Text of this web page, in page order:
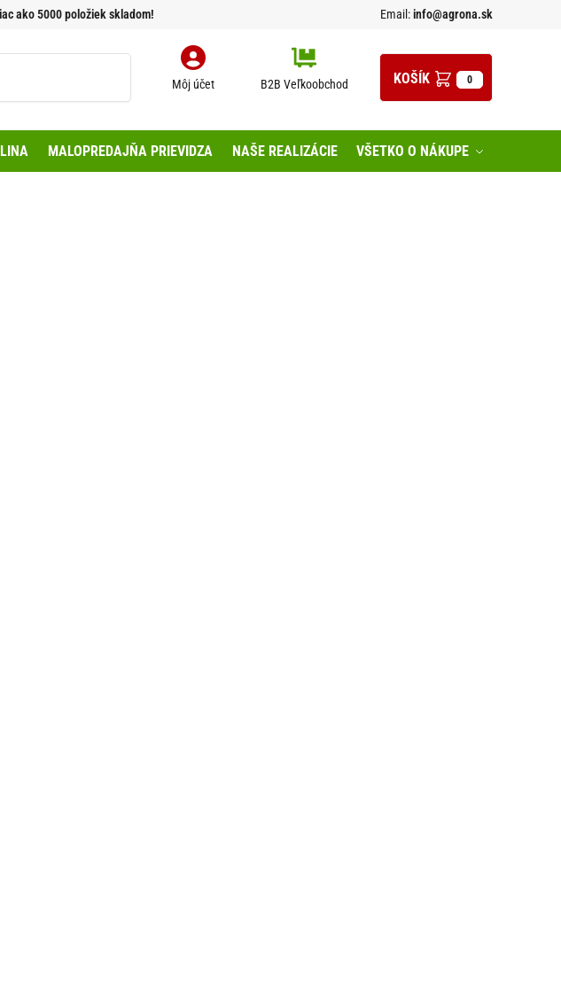
ako 5000 položiek skladom! Email:info@agrona.sk
Môj účet B2B Veľkoobchod 0
MALOPREDAJŇA PRIEVIDZA NAŠE REALIZÁCIE VŠETKO O NÁKUPE